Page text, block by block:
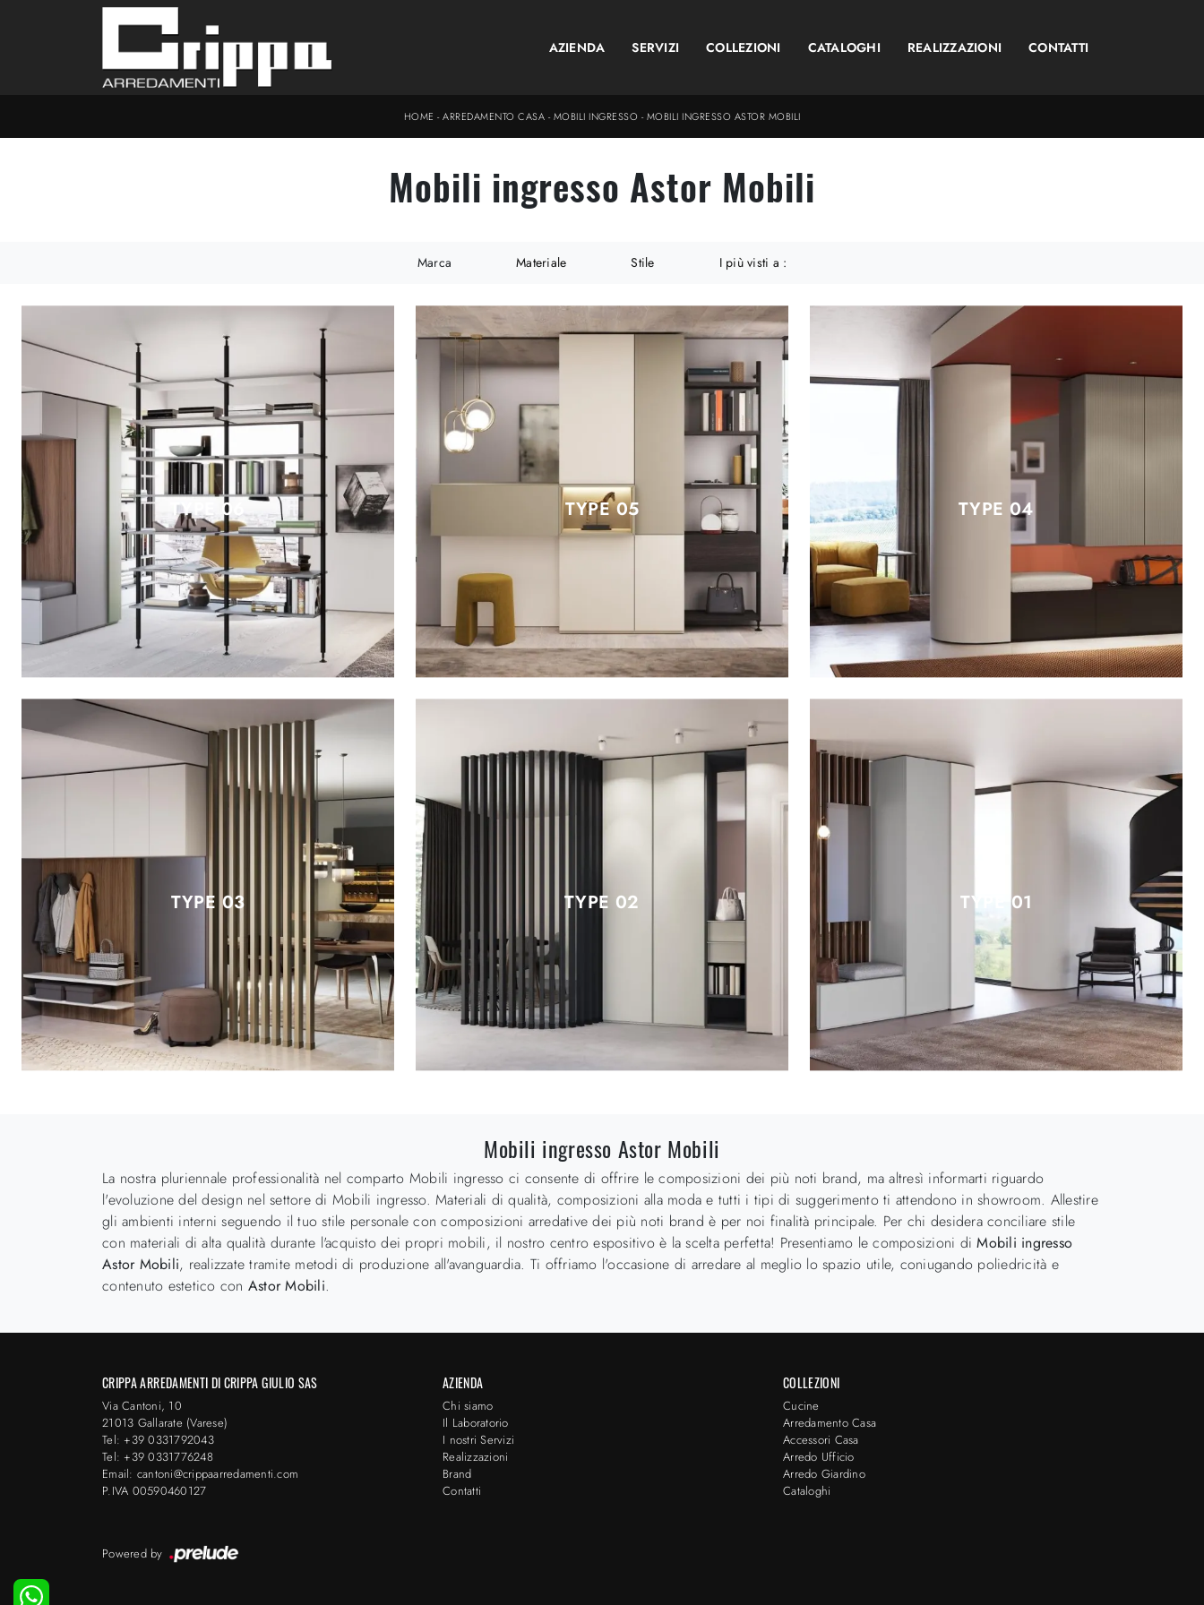
AZIENDA SERVIZI COLLEZIONI CATALOGHI REALIZZAZIONI CONTATTI
HOME -ARREDAMENTO CASA -MOBILI INGRESSO -MOBILI INGRESSO ASTOR MOBILI
Mobili ingresso Astor Mobili
Marca Materiale Stile I più visti a :
TYPE 06 TYPE 05 TYPE 04
TYPE 03 TYPE 02 TYPE 01
Mobili ingresso Astor Mobili
La nostra pluriennale professionalità nel comparto Mobili ingresso ci consente di offrire le composizioni dei più noti brand, ma altresì informarti riguardo
l'evoluzione del design nel settore di Mobili ingresso. Materiali di qualità, composizioni alla moda e tutti i tipi di suggerimento ti attendono in showroom. Allestire
gli ambienti interni seguendo il tuo stile personale con composizioni arredative dei più noti brand è per noi finalità principale. Per chi desidera conciliare stile
con materiali di alta qualità durante l'acquisto dei propri mobili, il nostro centro espositivo è la scelta perfetta! Presentiamo le composizioni diMobili ingresso
Astor Mobili, realizzate tramite metodi di produzione all'avanguardia. Ti offriamo l'occasione di arredare al meglio lo spazio utile, coniugando poliedricità e
contenuto estetico con Astor Mobili.
CRIPPA ARREDAMENTI DI CRIPPA GIULIO SAS
Via Cantoni, 10
21013 Gallarate (Varese)
Tel: +39 0331792043
Tel: +39 0331776248
Email: cantoni@crippaarredamenti.com
P.IVA 00590460127
AZIENDA
Chi siamo
Il Laboratorio
I nostri Servizi
Realizzazioni
Brand
Contatti
COLLEZIONI
Cucine
Arredamento Casa
Accessori Casa
Arredo Ufficio
Arredo Giardino
Cataloghi
Powered by